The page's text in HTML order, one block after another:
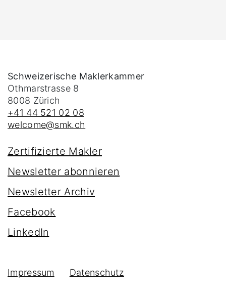
Schweizerische Maklerkammer
Othmarstrasse 8
8008 Zürich
+41 44 521 02 08
welcome@smk.ch
Zertifizierte Makler
Newsletter abonnieren
Newsletter Archiv
Facebook
LinkedIn
Impressum Datenschutz